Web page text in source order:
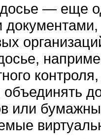
— еще
или